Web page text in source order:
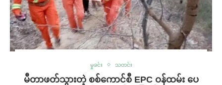
မှုခင်း သတင်း
မီတာဖတ်သွားတဲ့ စစ်ကောင်စီ EPC ဝန်ထမ်း ပေ